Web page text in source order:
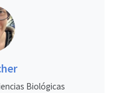
Biológicas